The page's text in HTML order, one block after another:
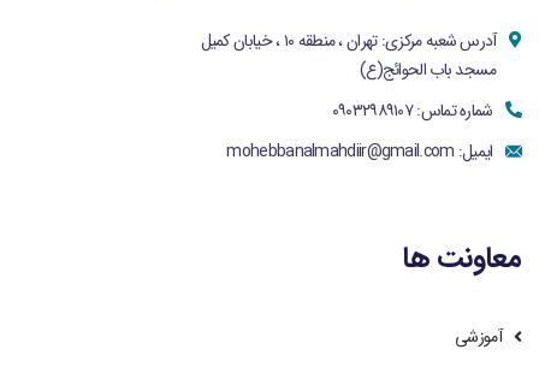
آدرس شعبه مرکزی: تهران ، منطقه ۱۰ ، خیابان کمیل
مسجد باب الحوائج(ع)
شماره تماس: ۰۹۰۳۲۹۸۹۱۰۷
ایمیل: mohebbanalmahdiir@gmail.com
معاونت ها
آموزشی